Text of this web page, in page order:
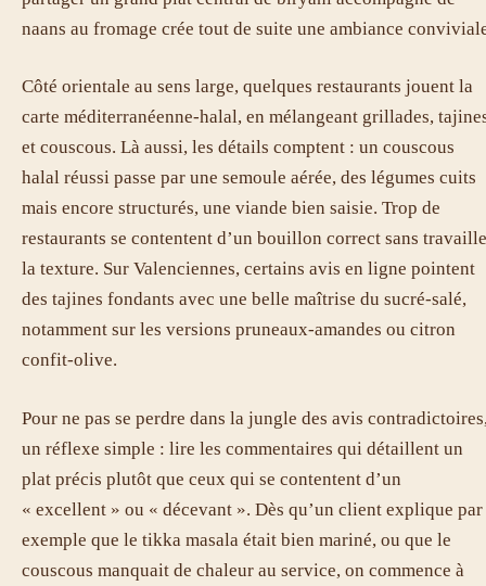
naans au fromage crée tout de suite une ambiance
Côté orientale au sens large, quelques restaurants jouent la
carte méditerranéenne-halal, en mélangeant grillades,
et couscous. Là aussi, les détails comptent : un couscous
halal réussi passe par une semoule aérée, des légumes cuits
mais encore structurés, une viande bien saisie. Trop de
restaurants se contentent d’un bouillon correct sans
la texture. Sur Valenciennes, certains avis en ligne pointent
des tajines fondants avec une belle maîtrise du sucré-salé,
notamment sur les versions pruneaux-amandes ou citron
confit-olive.
Pour ne pas se perdre dans la jungle des avis
un réflexe simple : lire les commentaires qui détaillent un
plat précis plutôt que ceux qui se contentent d’un
« excellent » ou « décevant ». Dès qu’un client explique par
exemple que le tikka masala était bien mariné, ou que le
couscous manquait de chaleur au service, on commence à